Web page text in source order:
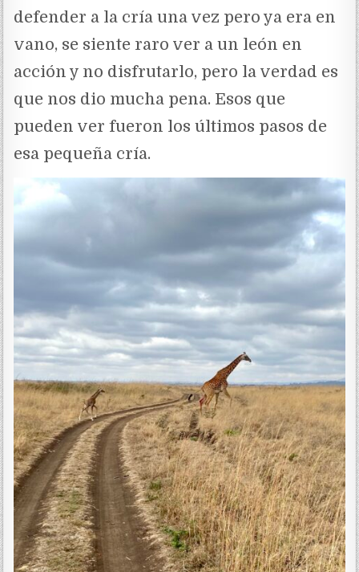
defender a la cría una vez pero ya era en
vano, se siente raro ver a un león en
acción y no disfrutarlo, pero la verdad es
que nos dio mucha pena. Esos que
pueden ver fueron los últimos pasos de
esa pequeña cría.